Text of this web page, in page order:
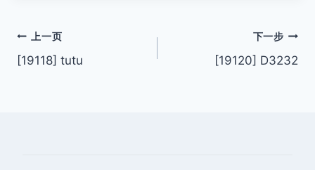
文
章
上一页
[19118] tutu
下一步
[19120] D3232